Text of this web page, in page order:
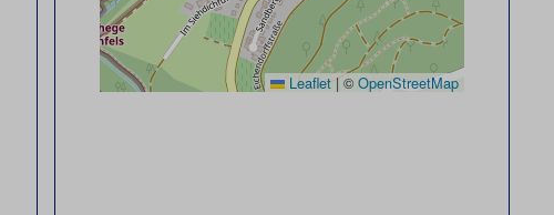
Leaflet | ©OpenStreetMap